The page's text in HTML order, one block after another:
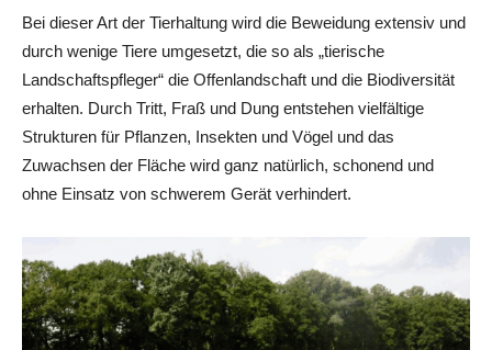
Bei dieser Art der Tierhaltung wird die Beweidung extensiv und
durch wenige Tiere umgesetzt, die so als „tierische
Landschaftspfleger“ die Offenlandschaft und die Biodiversität
erhalten. Durch Tritt, Fraß und Dung entstehen vielfältige
Strukturen für Pflanzen, Insekten und Vögel und das
Zuwachsen der Fläche wird ganz natürlich, schonend und
ohne Einsatz von schwerem Gerät verhindert.